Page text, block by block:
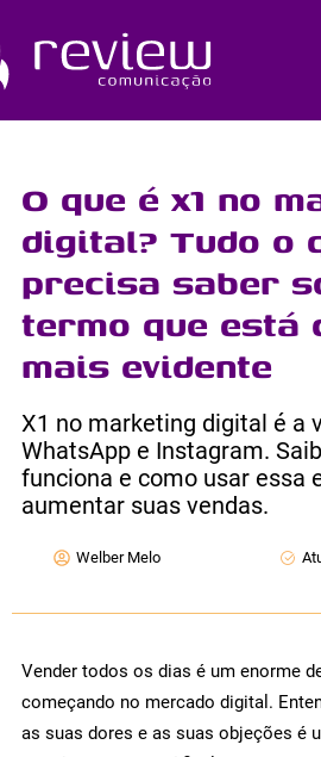
o
conteúdo
O que é x1 no
digital? Tudo o
precisa saber
termo que está
mais evidente
X1 no marketing digital é a
WhatsApp e Instagram.
funciona e como usar essa
aumentar suas vendas.
Welber Melo
Vender todos os dias é um enorme
começando no mercado digital.
as suas dores e as suas objeções é